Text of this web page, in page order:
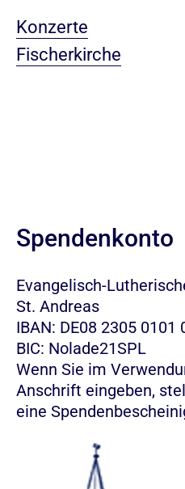
Konzerte
Fischerkirche
Spendenkonto
Evangelisch-
St. Andreas
IBAN: DE08 2305 0101
BIC: Nolade21SPL
Wenn Sie im
Anschrift eingeben,
eine